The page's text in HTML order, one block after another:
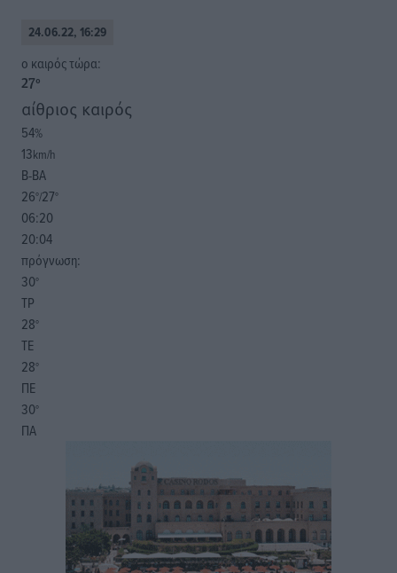
24.06.22, 16:29
o καιρός τώρα:
27°
αίθριος καιρός
54%
13km/h
Β-ΒΑ
26°/27°
06:20
20:04
πρόγνωση:
30°
ΤΡ
28°
ΤΕ
28°
ΠΕ
30°
ΠΑ